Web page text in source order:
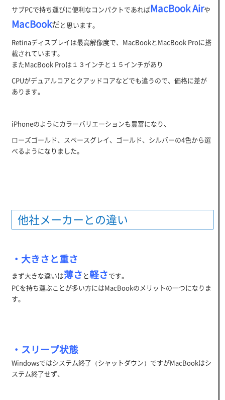
サブPCで持ち運びに便利なコンパクトであればMacBook Airや
MacBookだと思います。
Retinaディスプレイは最高解像度で、MacBookとMacBook Proに搭
載されています。
またMacBook Proは１３インチと１５インチがあり
CPUがデュアルコアとクアッドコアなどでも違うので、価格に差が
あります。
iPhoneのようにカラーバリエーションも豊富になり、
ローズゴールド、スペースグレイ、ゴールド、シルバーの4色から選
べるようになりました。
他社メーカーとの違い
・大きさと重さ
まず大きな違いは薄さ と軽さです。
PCを持ち運ぶことが多い方にはMacBookのメリットの一つになりま
す。
・スリープ状態
Windowsではシステム終了（シャットダウン）ですがMacBookはシ
ステム終了せず、